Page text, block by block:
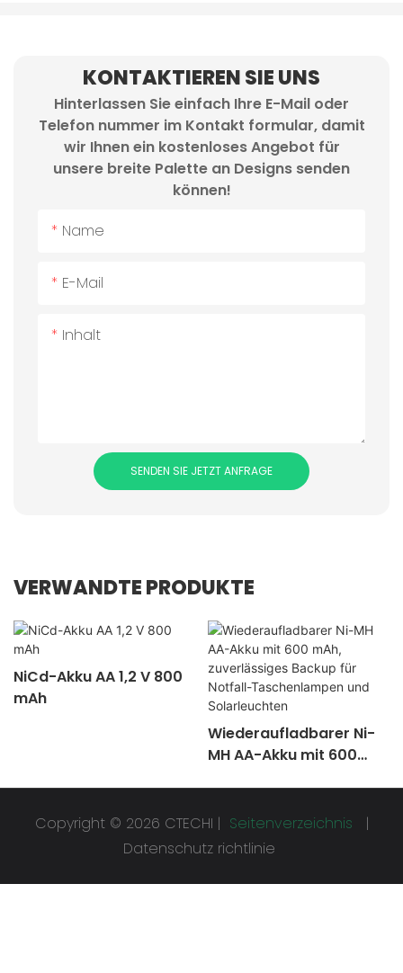
KONTAKTIEREN SIE UNS
Hinterlassen Sie einfach Ihre E-Mail oder
Telefon nummer im Kontakt formular, damit
wir Ihnen ein kostenloses Angebot für
unsere breite Palette an Designs senden
können!
Name
E-Mail
Inhalt
SENDEN SIE JETZT ANFRAGE
VERWANDTE PRODUKTE
NiCd-Akku AA 1,2 V 800
mAh
Wiederaufladbarer Ni-
MH AA-Akku mit 600
Taschenlampen und
Solarleuchten
Copyright © 2026 CTECHI | Seitenverzeichnis
|
Datenschutz richtlinie